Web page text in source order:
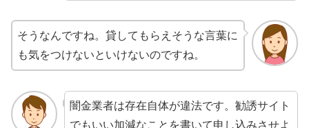
そうなんですね。貸してもらえそうな言葉に
も気をつけないといけないのですね。
闇金業者は存在自体が違法です。勧誘サイト
でもいい加減なことを書いて申し込みさせよ